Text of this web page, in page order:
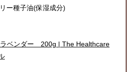
ー種子油(保湿成分)
ベンダー 200g | The Healthcare